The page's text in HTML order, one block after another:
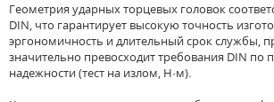
Геометрия ударных торцевых головок
DIN, что гарантирует высокую точность
эргономичность и длительный срок службы,
значительно превосходит требования DIN по
надежности (тест на излом, Н·м).